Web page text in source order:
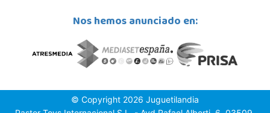
Nos hemos anunciado en:
© Copyright 2026 Juguetilandia